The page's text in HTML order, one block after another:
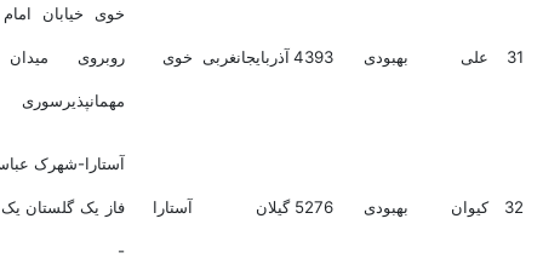
علی 4393 آذربایجانغربی خوی
خوی خیابان امام خمینی
روبروی میدان گندم
مهمانپذیرسوری
کیوان بهبودی 5276 گیلان
آستارا-شهرک عباس آباد -
فاز یک گلستان یک درب 2